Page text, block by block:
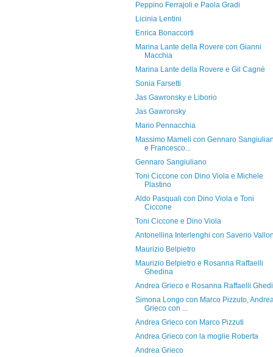
Peppino Ferrajoli e Paola Gradi
Licinia Lentini
Enrica Bonaccorti
Marina Lante della Rovere con Gianni
Macchia
Marina Lante della Rovere e Gil Cagnè
Sonia Farsetti
Jas Gawronsky e Liborio
Jas Gawronsky
Mario Pennacchia
Massimo Mameli con Gennaro
e Francesco...
Gennaro Sangiuliano
Toni Ciccone con Dino Viola e Michele
Plastino
Aldo Pasquali con Dino Viola e Toni
Ciccone
Toni Ciccone e Dino Viola
Antonellina Interlenghi con Saverio
Maurizio Belpietro
Maurizio Belpietro e Rosanna Raffaelli
Ghedina
Andrea Grieco e Rosanna Raffaelli
Simona Longo con Marco Pizzuto,
Grieco con ...
Andrea Grieco con Marco Pizzuti
Andrea Grieco con la moglie Roberta
Andrea Grieco